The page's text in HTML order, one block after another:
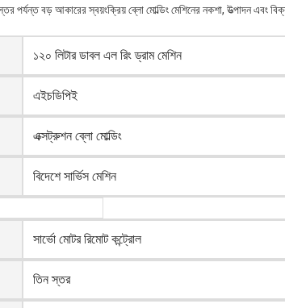
বড় আকারের স্বয়ংক্রিয় ব্লো মোল্ডিং মেশিনের নকশা, উত্পাদন এবং
১২০ লিটার ডাবল এল রিং ড্রাম মেশিন
এইচডিপিই
এক্সট্রুশন ব্লো মোল্ডিং
বিদেশে সার্ভিস মেশিন
সার্ভো মোটর রিমোট কন্ট্রোল
তিন স্তর